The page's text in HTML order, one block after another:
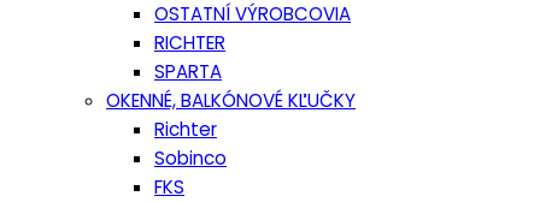
OSTATNÍ VÝROBCOVIA
RICHTER
SPARTA
OKENNÉ, BALKÓNOVÉ KĽUČKY
Richter
Sobinco
FKS